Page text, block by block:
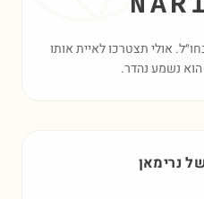
אולי תצטרכו לאיית אותו
נשמע נהדר.
נרימאן